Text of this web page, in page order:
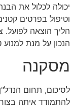
יכולה לכלול את
וטיפול בפרטים
הליך הוצאה לפועל.
הנכון על מנת למנוע
מסקנה
לסיכום, תחום
להתמודד איתה